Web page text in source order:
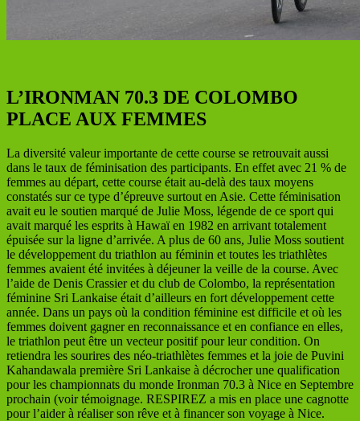
L’IRONMAN 70.3 DE COLOMBO
PLACE AUX FEMMES
La diversité valeur importante de cette course se retrouvait aussi
dans le taux de féminisation des participants. En effet avec 21 % de
femmes au départ, cette course était au-delà des taux moyens
constatés sur ce type d’épreuve surtout en Asie. Cette féminisation
avait eu le soutien marqué de Julie Moss, légende de ce sport qui
avait marqué les esprits à Hawaï en 1982 en arrivant totalement
épuisée sur la ligne d’arrivée. A plus de 60 ans, Julie Moss soutient
le développement du triathlon au féminin et toutes les triathlètes
femmes avaient été invitées à déjeuner la veille de la course. Avec
l’aide de Denis Crassier et du club de Colombo, la représentation
féminine Sri Lankaise était d’ailleurs en fort développement cette
année. Dans un pays où la condition féminine est difficile et où les
femmes doivent gagner en reconnaissance et en confiance en elles,
le triathlon peut être un vecteur positif pour leur condition. On
retiendra les sourires des néo-triathlètes femmes et la joie de Puvini
Kahandawala première Sri Lankaise à décrocher une qualification
pour les championnats du monde Ironman 70.3 à Nice en Septembre
prochain (voir témoignage. RESPIREZ a mis en place une cagnotte
pour l’aider à réaliser son rêve et à financer son voyage à Nice.